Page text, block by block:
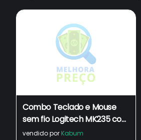
Combo Teclado e Mouse
sem fio Logitech MK235 com
Conexão USB, Pilhas Inclusas
vendido por Kabum